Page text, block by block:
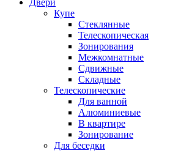
Двери
Купе
Стеклянные
Телескопическая
Зонирования
Межкомнатные
Сдвижные
Складные
Телескопические
Для ванной
Алюминиевые
В квартире
Зонирование
Для беседки